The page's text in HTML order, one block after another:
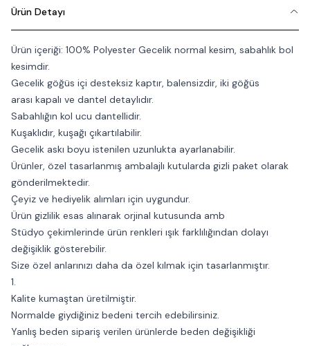
Ürün Detayı
Ürün içeriği: 100% Polyester Gecelik normal kesim, sabahlık bol
kesimdir.
Gecelik göğüs içi desteksiz kaptır, balensizdir, iki göğüs
arası kapalı ve dantel detaylıdır.
Sabahlığın kol ucu dantellidir.
Kuşaklıdır, kuşağı çıkartılabilir.
Gecelik askı boyu istenilen uzunlukta ayarlanabilir.
Ürünler, özel tasarlanmış ambalajlı kutularda gizli paket olarak
gönderilmektedir.
Çeyiz ve hediyelik alımları için uygundur.
Ürün gizlilik esas alınarak orjinal kutusunda amb
Stüdyo çekimlerinde ürün renkleri ışık farklılığından dolayı
değişiklik gösterebilir.
Size özel anlarınızı daha da özel kılmak için tasarlanmıştır.
1.
Kalite kumaştan üretilmiştir.
Normalde giydiğiniz bedeni tercih edebilirsiniz.
Yanlış beden sipariş verilen ürünlerde beden değişikliği